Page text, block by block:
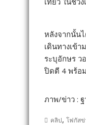
หลังจากนั้น
เดินทางเข้
ระบุอักษร ว
ปิดตี 4 พร้อ
ภาพ/ข่าว :
คลิป, โฟกัสข่